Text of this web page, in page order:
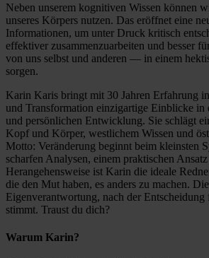
Neben unserem kognitiven Wissen können
unseres Körpers nutzen. Das eröffnet eine
Informationen, um unter Druck kritisch
effektiver zusammenzuarbeiten und besser
von uns selbst und anderen — in einem
sorgen.
Karin Karis bringt mit 30 Jahren Erfahrung
und Transformation einzigartige Einblicke in
und persönlichen Entwicklung. Sie schlägt
Kopf und Körper, westlichem Wissen und
Motto: Veränderung beginnt beim kleinsten
scharfen Analysen, einem praktischen
Herangehensweise ist Karin die ideale
die den Mut haben, es anders zu machen.
Eigenverantwortung, nach der
stimmt. Traust du dich?
Warum Karin?